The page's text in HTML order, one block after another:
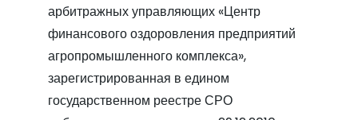
арбитражных управляющих «Центр
финансового оздоровления предприятий
агропромышленного комплекса»,
зарегистрированная в едином
государственном реестре СРО